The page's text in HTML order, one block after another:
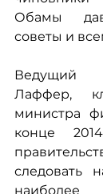
Обамы
советы и
Ведущий
Лаффер,
министра
конце
следовать